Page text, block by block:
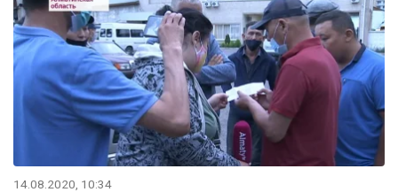
14.08.2020, 10:34